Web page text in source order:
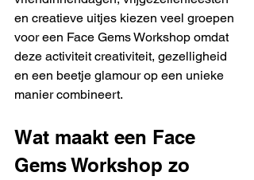
en creatieve uitjes kiezen veel groepen
voor een Face Gems Workshop omdat
deze activiteit creativiteit, gezelligheid
en een beetje glamour op een unieke
manier combineert.
Wat maakt een Face
Gems Workshop zo